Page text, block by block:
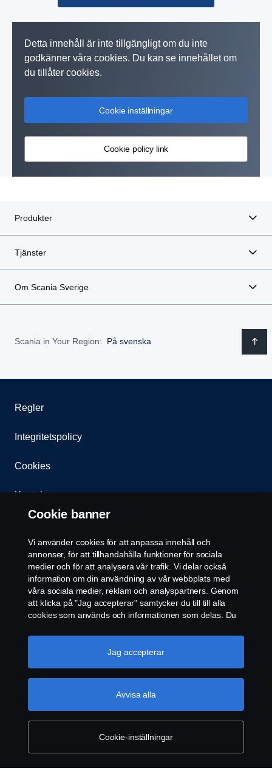
Detta innehåll är inte tillgängligt om du inte
godkänner våra cookies. Du kan se innehållet om
du tillåter cookies.
Cookie inställningar
Cookie policy link
Produkter
Tjänster
Om Scania Sverige
Scania in Your Region: På svenska
Regler
Integritetspolicy
Cookies
Kontakt
Återförsäljare
Cookie inställningar
Scania CV AB (publ), SE-151 87 Södertälje,
Sweden, Tel: +46-8-55 38 10 00, Fax: +46-8-55 38
10 37.
Cookie banner
Vi använder cookies för att anpassa innehåll och
annonser, för att tillhandahålla funktioner för sociala
medier och för att analysera vår trafik. Vi delar också
information om din användning av vår webbplats med
våra sociala medier, reklam och analyspartners. Genom
att klicka på "Jag accepterar" samtycker du till till alla
cookies som används och informationen som delas. Du
"Cookie-inställningar" och välja de kategorier du vill
acceptera. För en mer detaljerad förklaring av hur vi
Cookie-inställningar
Avvisa alla
Jag accepterar